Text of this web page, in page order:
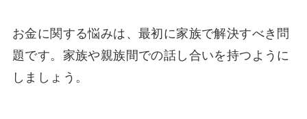
お金に関する悩みは、最初に家族で解決すべき問
題です。家族や親族間での話し合いを持つように
しましょう。